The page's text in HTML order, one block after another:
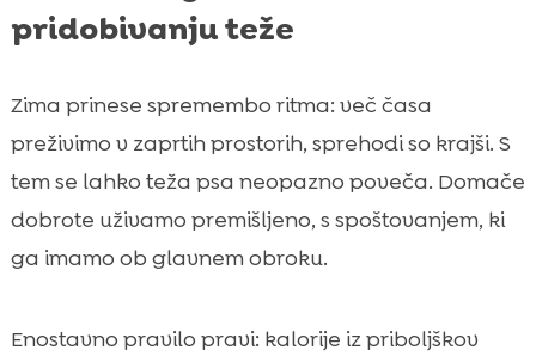
pridobivanju teže
Zima prinese spremembo ritma: več časa
preživimo v zaprtih prostorih, sprehodi so krajši. S
tem se lahko teža psa neopazno poveča. Domače
dobrote uživamo premišljeno, s spoštovanjem, ki
ga imamo ob glavnem obroku.
Enostavno pravilo pravi: kalorije iz priboljškov